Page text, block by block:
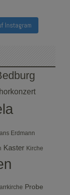
Instagram
Erdmann
Kaster Kirche
Probe